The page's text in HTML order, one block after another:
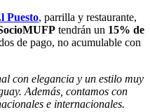
Puesto, parrilla y restaurante,
tendrán un 15% de
de pago, no acumulable con
con elegancia y un estilo muy
Además, contamos con
e internacionales.